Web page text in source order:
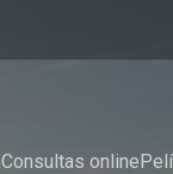
Consultas online